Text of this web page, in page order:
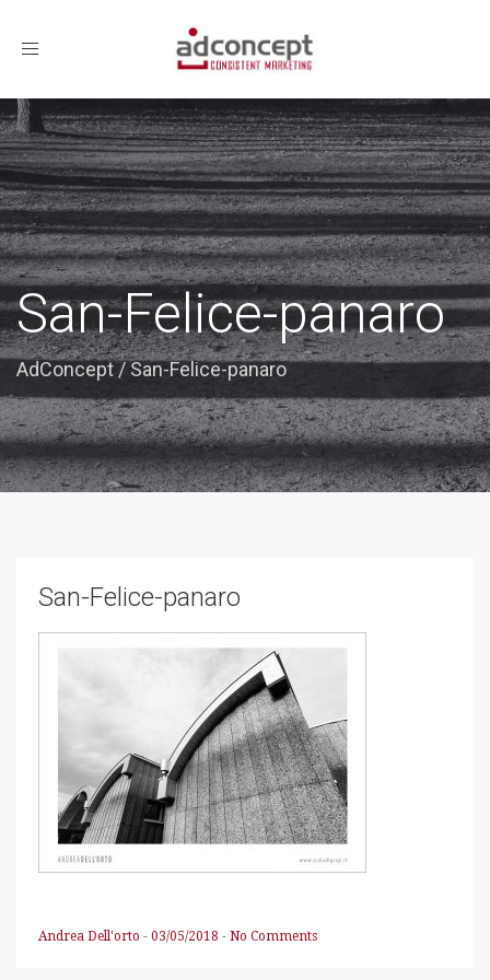
Toggle
San-Felice-panaro
AdConcept/ San-Felice-panaro
San-Felice-panaro
Andrea Dell'orto - 03/05/2018 - No Comments
opzionali,
occorrono al
sito per
funzionare
correttamente.
Statistici
Al fine di
migliorare
funzionalità
del sito